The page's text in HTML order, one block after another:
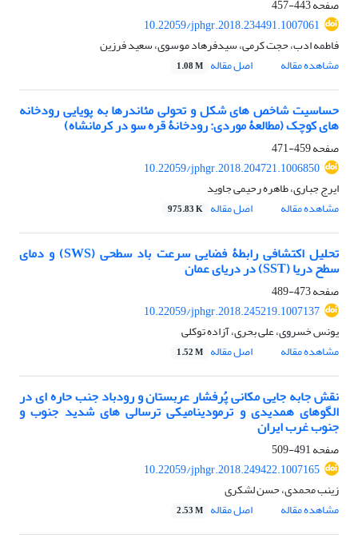
صفحه443-457
10.22059/jphgr.2018.234491.1007061
فاطمه ادب، حجت کرمی، سیدفرهاد موسوی، سعید فرزین
مشاهده مقاله
اصل مقاله 1.08 M
حساسیت شاخص های شکل و تحولی مئاندرها به پویایی رودخانه‏
های کوچک (مطالعۀ موردی: رودخانۀ قره سو در کرمانشاه)
صفحه459-471
10.22059/jphgr.2018.204721.1006850
ایرج جباری، طاهره رحیمی جاوید
مشاهده مقاله
اصل مقاله 975.83 K
تحلیل اکتشافی رابطۀ فضایی سرعت باد سطحی (SWS) و دمای
سطح دریا (SST) در دریای عمان
صفحه473-489
10.22059/jphgr.2018.245219.1007137
یونس خسروی، علی بحری، آزاده توکلی
مشاهده مقاله
اصل مقاله 1.52 M
نقش جابه جایی مکانی پُرفشار عربستان و رودباد جنب‏ حاره‏ ای در
الگوهای همدیدی و ترمودینامیکی ترسالی‏ های شدید جنوب و
جنوب‏ غرب ایران
صفحه491-509
10.22059/jphgr.2018.249422.1007165
زینب محمدی، حسن لشکری
مشاهده مقاله
اصل مقاله 2.53 M